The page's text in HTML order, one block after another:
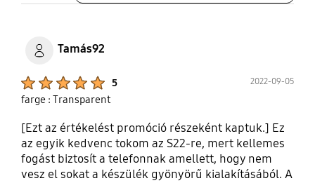
Tamás92
5 2022-09-05
farge : Transparent
[Ezt az értékelést promóció részeként kaptuk.] Ez
az egyik kedvenc tokom az S22-re, mert kellemes
fogást biztosít a telefonnak amellett, hogy nem
vesz el sokat a készülék gyönyörű kialakításából. A